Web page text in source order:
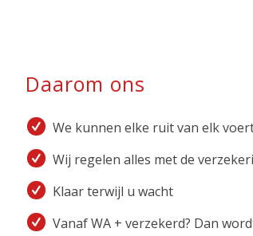
Daarom ons
We kunnen elke ruit van elk
Wij regelen alles met de
Klaar terwijl u wacht
Vanaf WA + verzekerd? Dan